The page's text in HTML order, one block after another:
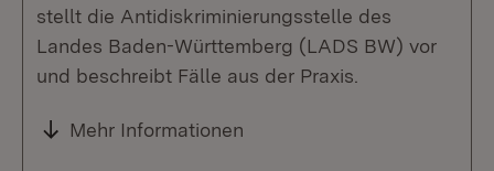
stellt die Antidiskriminierungsstelle des
Landes Baden-Württemberg (LADS BW) vor
und beschreibt Fälle aus der Praxis.
Mehr Informationen